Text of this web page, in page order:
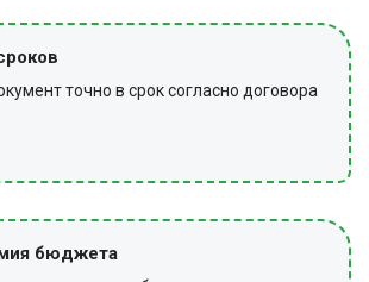
точно в срок согласно договора
бюджета